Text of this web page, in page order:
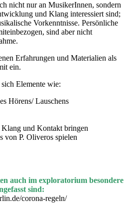
nicht nur an MusikerInnen, sondern
und Klang interessiert sind;
Vorkenntnisse. Persönliche
sind aber nicht
Erfahrungen und Materialien als
ein.
Elemente wie:
Hörens/ Lauschens
Klang und Kontakt bringen
von P. Oliveros spielen
auch im exploratorium besondere
sind:
corona-regeln/